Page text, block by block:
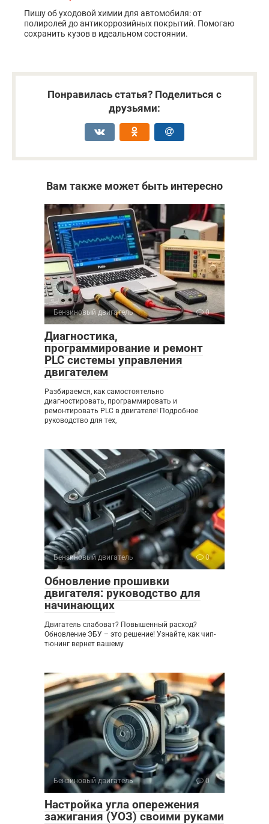
Пишу об уходовой химии для автомобиля: от
полиролей до антикоррозийных покрытий. Помогаю
сохранить кузов в идеальном состоянии.
Понравилась статья? Поделиться с
друзьями:
Вам также может быть интересно
Бензиновый двигатель 0
Диагностика,
программирование и ремонт
PLC системы управления
двигателем
Разбираемся, как самостоятельно
диагностировать, программировать и
ремонтировать PLC в двигателе! Подробное
руководство для тех,
Бензиновый двигатель 0
Обновление прошивки
двигателя: руководство для
начинающих
Двигатель слабоват? Повышенный расход?
Обновление ЭБУ – это решение! Узнайте, как чип-
тюнинг вернет вашему
Бензиновый двигатель 0
Настройка угла опережения
зажигания (УОЗ) своими руками